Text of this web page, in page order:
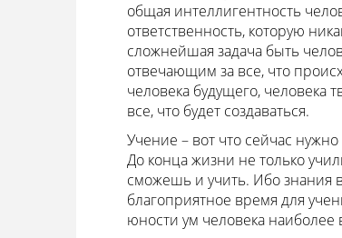
общая интеллигентность
ответственность, которую
сложнейшая задача быть
отвечающим за все, что
человека будущего, человека
все, что будет создаваться.
Учение – вот что сейчас
До конца жизни не только
сможешь и учить. Ибо знания
благоприятное время для
юности ум человека